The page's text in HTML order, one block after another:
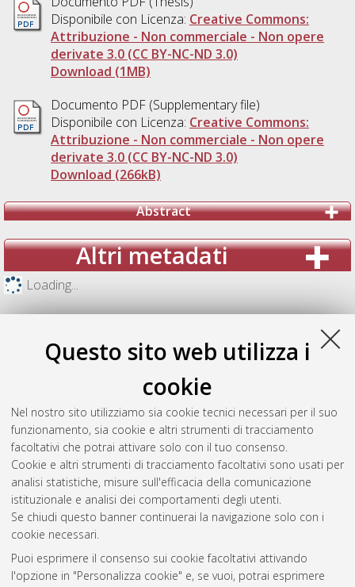
Questo sito web utilizza i
cookie
Nel nostro sito utilizziamo sia cookie tecnici necessari per il suo
funzionamento, sia cookie e altri strumenti di tracciamento
facoltativi che potrai attivare solo con il tuo consenso.
Cookie e altri strumenti di tracciamento facoltativi sono usati per
analisi statistiche, misure sull'efficacia della comunicazione
istituzionale e analisi dei comportamenti degli utenti.
Se chiudi questo banner continuerai la navigazione solo con i
cookie necessari.
Puoi esprimere il consenso sui cookie facoltativi attivando
l'opzione in "Personalizza cookie" e, se vuoi, potrai esprimere
Disponibile con Licenza: Creative Commons:
Attribuzione - Non commerciale - Non opere
derivate 3.0 (CC BY-NC-ND 3.0)
Download (1MB)
Documento PDF (Supplementary file)
Disponibile con Licenza: Creative Commons:
Attribuzione - Non commerciale - Non opere
derivate 3.0 (CC BY-NC-ND 3.0)
Download (266kB)
Abstract
Altri metadati
Loading...
Gestione del documento:
Atom